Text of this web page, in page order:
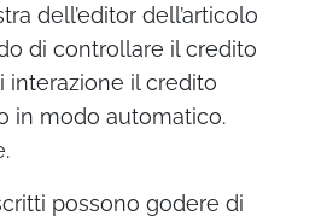
dell’editor dell’articolo
di controllare il credito
interazione il credito
in modo automatico.
possono godere di